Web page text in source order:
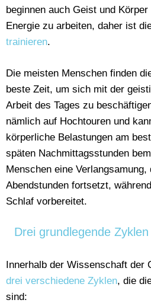
beginnen auch Geist und
Energie zu arbeiten, daher ist
trainieren.
Die meisten Menschen finden
beste Zeit, um sich mit der
Arbeit des Tages zu
nämlich auf Hochtouren und
körperliche Belastungen am
späten Nachmittagsstunden
Menschen eine
Abendstunden fortsetzt,
Schlaf vorbereitet.
Drei grundlegende
Innerhalb der Wissenschaft der
drei verschiedene Zyklen, die
sind: